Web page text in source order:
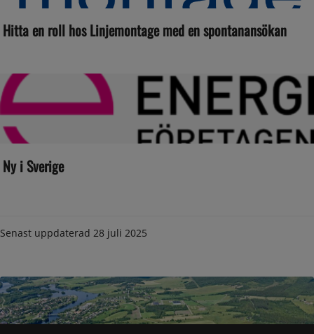
Hitta en roll hos Linjemontage med en spontanansökan
Ny i Sverige
Senast uppdaterad 28 juli 2025